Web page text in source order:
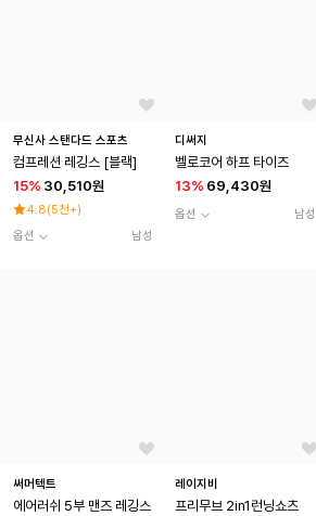
무신사 스탠다드 스포츠
컴프레션 레깅스 [블랙]
15% 30,510원
4.8(5천+)
옵션
남성
디써지
벨로코어 하프 타이즈
13% 69,430원
옵션 남성
써머텍트
에어러쉬 5부 맨즈 레깅스
레이지비
프리무브 2in1런닝쇼츠